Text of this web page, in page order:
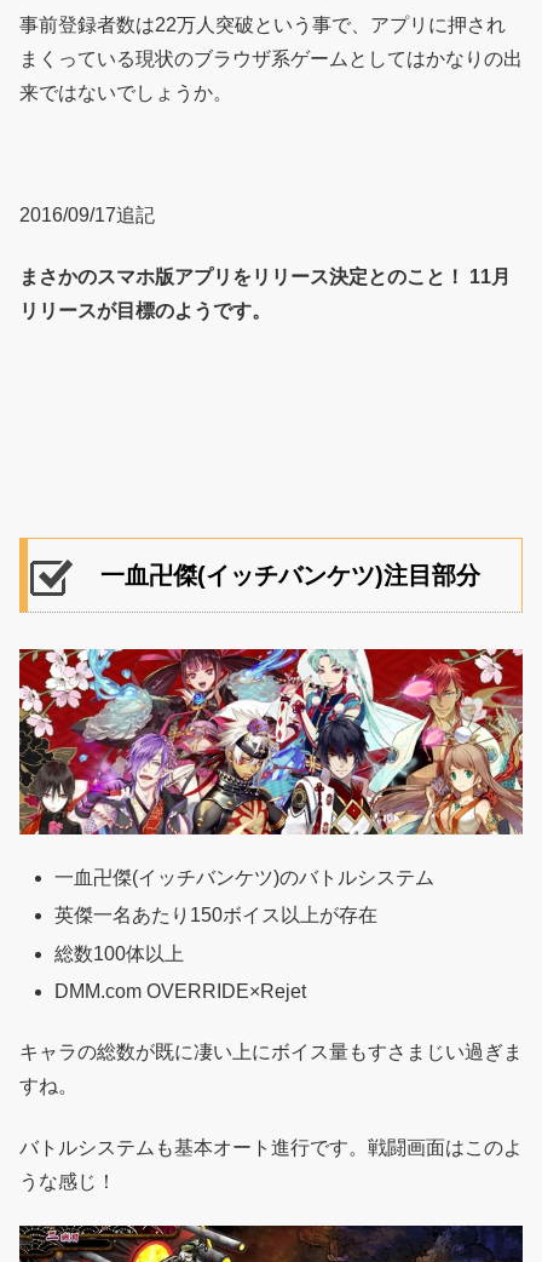
事前登録者数は22万人突破という事で、アプリに押され
まくっている現状のブラウザ系ゲームとしてはかなりの出
来ではないでしょうか。
2016/09/17追記
まさかのスマホ版アプリをリリース決定とのこと！ 11月
リリースが目標のようです。
一血卍傑(イッチバンケツ)注目部分
一血卍傑(イッチバンケツ)のバトルシステム
英傑一名あたり150ボイス以上が存在
総数100体以上
DMM.com OVERRIDE×Rejet
キャラの総数が既に凄い上にボイス量もすさまじい過ぎま
すね。
バトルシステムも基本オート進行です。戦闘画面はこのよ
うな感じ！